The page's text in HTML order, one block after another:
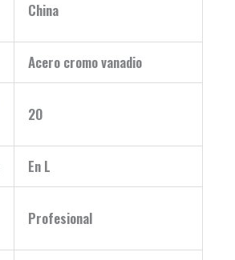
China
Acero cromo vanadio
20
En L
Profesional